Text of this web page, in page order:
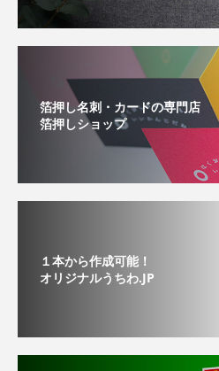
箔押し名刺・カードの専門店
箔押しショップ
１本から作成可能！
オリジナルうちわ.JP